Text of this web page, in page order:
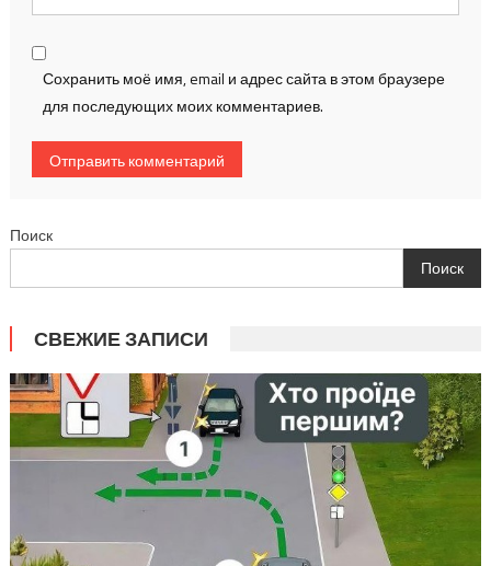
Сохранить моё имя, email и адрес сайта в этом браузере
для последующих моих комментариев.
Поиск
Поиск
СВЕЖИЕ ЗАПИСИ